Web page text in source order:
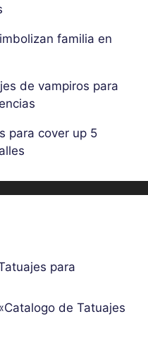
familia en
de vampiros para
para cover up 5
para
de Tatuajes